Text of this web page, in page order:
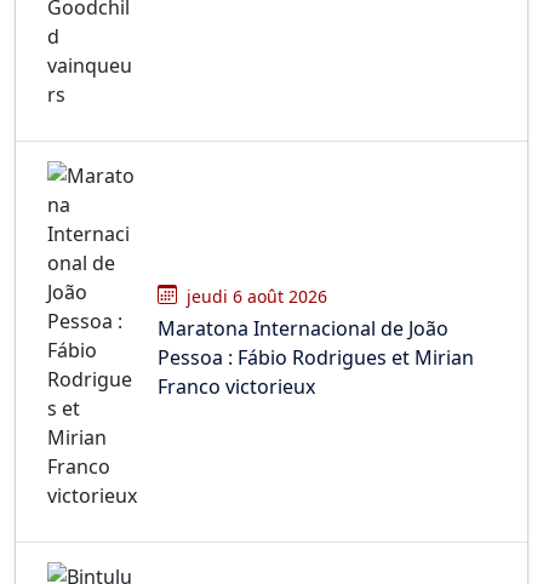
jeudi 6 août 2026
Maratona Internacional de João
Pessoa : Fábio Rodrigues et Mirian
Franco victorieux